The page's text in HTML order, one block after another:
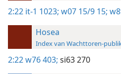
2:22 it-1 1023; w07 15/9 15;
Hosea
Index van Wachttoren-
2:22w76 403; si63 270